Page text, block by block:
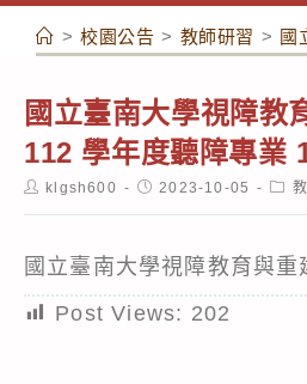
容
> 校園公告 > 教師研習 > 國
國立臺南大學視障教
112 學年度聽障專業
Postklgsh600
Post2023-10-05
Post
國立臺南大學視障教育與重
Post Views: 202